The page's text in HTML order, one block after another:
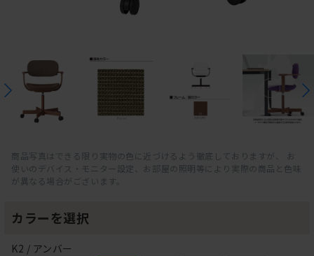
商品写真はできる限り実物の色に近づけるよう徹底しておりますが、 お
使いのデバイス・モニター設定、お部屋の照明等により実際の商品と色味
が異なる場合がございます。
カラーを選択
K2 / アンバー